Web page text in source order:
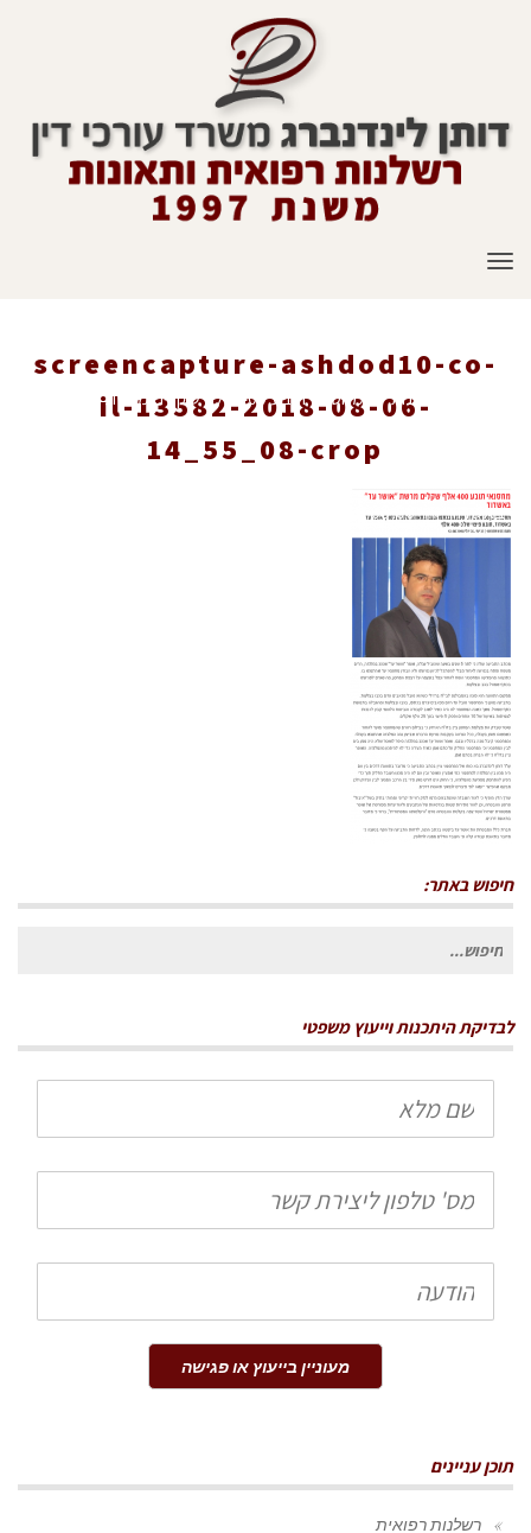
תפריט
עיתונות מחסנאי תובע 400 אלף שקלים מרשת "אושר עד"
באשדוד »
screencapture-ashdod10-co-il-13582-2018-08-06-
screencapture-ashdod10-co-
il-13582-2018-08-06-
14_55_08-crop
חיפוש באתר:
חיפוש
לבדיקת היתכנות וייעוץ משפטי
שם
מלא
טלפון
הודעה
מעוניין בייעוץ או פגישה
תוכן עניינים
רשלנות רפואית